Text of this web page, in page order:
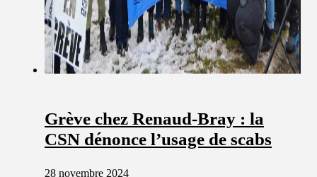
Grève chez Renaud-Bray : la
CSN dénonce l’usage de scabs
28 novembre 2024